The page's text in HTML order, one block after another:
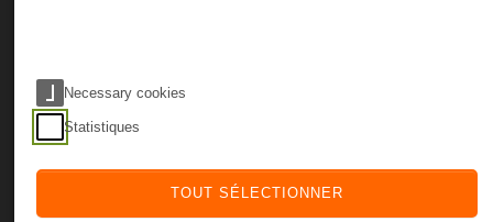
Necessary cookies
Statistiques
TOUT SÉLECTIONNER